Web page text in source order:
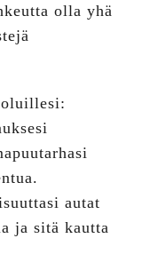
olla yhä
autat
ja sitä kautta